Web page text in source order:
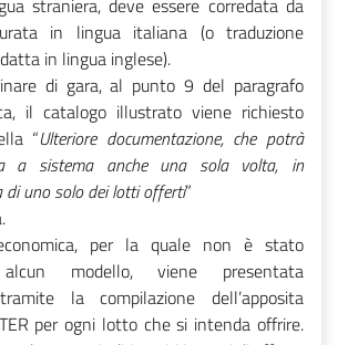
straniera, deve essere corredata da
in lingua italiana (o traduzione
in lingua inglese).
di gara, al punto 9 del paragrafo
il catalogo illustrato viene richiesto
“Ulteriore documentazione, che potrà
a sistema anche una sola volta, in
di uno solo dei lotti offerti”
per la quale non è stato
alcun modello, viene presentata
la compilazione dell’apposita
per ogni lotto che si intenda offrire.